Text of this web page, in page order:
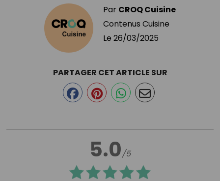
Par CROQ Cuisine
Contenus Cuisine
Le 26/03/2025
5.0/5
PARTAGER CET ARTICLE SUR